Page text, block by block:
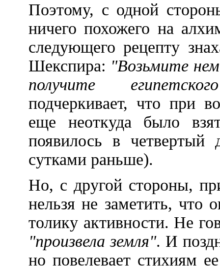
Поэтому, с одной
ничего похожего на
следующего рецепту
Шекспира: "Возьмите
получите
подчеркивает, что при
еще неоткуда было
появилось в
сутками раньше).
Но, с другой стороны,
нельзя не заметить, что
толику активности. Не
"произвела земля". И
но повелевает стихиям